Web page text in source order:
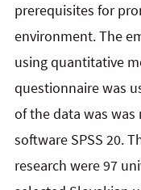
prerequisites for
environment. The
using quantitative
questionnaire was
of the data was
software SPSS 20.
research were 97